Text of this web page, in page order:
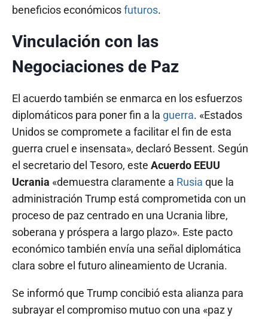
beneficios económicosfuturos.
Vinculación con las
Negociaciones de Paz
El acuerdo también se enmarca en los esfuerzos
diplomáticos para poner fin a la guerra. «Estados
Unidos se compromete a facilitar el fin de esta
guerra cruel e insensata», declaró Bessent. Según
el secretario del Tesoro, este Acuerdo EEUU
Ucrania «demuestra claramente a Rusia que la
administración Trump está comprometida con un
proceso de paz centrado en una Ucrania libre,
soberana y próspera a largo plazo». Este pacto
económico también envía una señal diplomática
clara sobre el futuro alineamiento de Ucrania.
Se informó que Trump concibió esta alianza para
subrayar el compromiso mutuo con una «paz y